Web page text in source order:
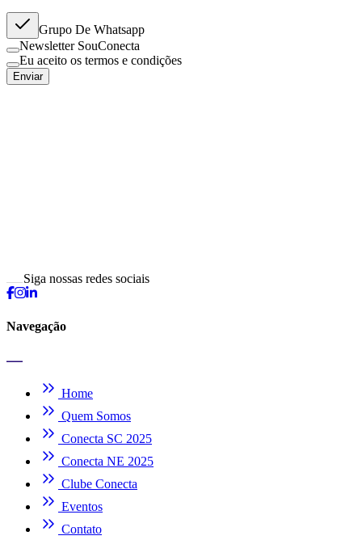
Grupo De Whatsapp
Newsletter SouConecta
Eu aceito os termos e condições
Enviar
Siga nossas redes sociais
Navegação
Home
Quem Somos
Conecta SC 2025
Conecta NE 2025
Clube Conecta
Eventos
Contato